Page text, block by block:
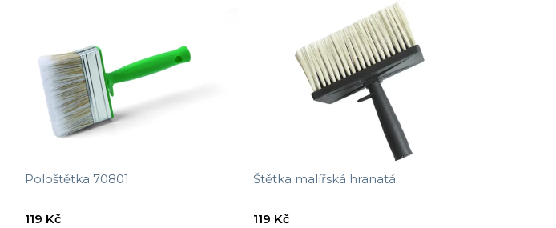
Pološtětka 70801
119 Kč
Štětka malířská hranatá
119 Kč